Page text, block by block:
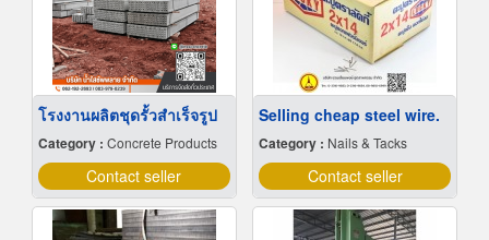
โรงงานผลิตชุดรั้วสำเร็จรูป
Category : Concrete Products
Contact seller
Selling cheap steel wire.
Category : Nails & Tacks
Contact seller